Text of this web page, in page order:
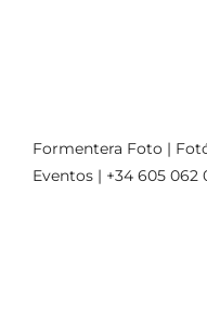
Formentera Foto |
Eventos | +34 605 062